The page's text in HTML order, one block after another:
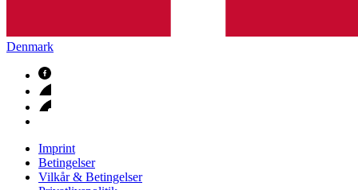
Denmark
Imprint
Betingelser
Vilkår & Betingelser